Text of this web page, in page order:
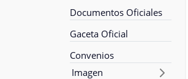
Documentos Oficiales
Gaceta Oficial
Convenios
Imagen